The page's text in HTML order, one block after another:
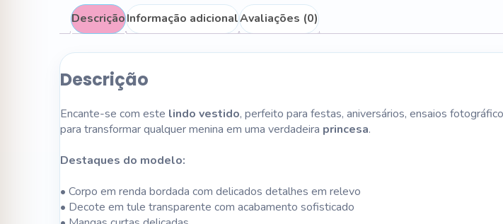
DescriçãoInformação adicionalAvaliações (0)
Descrição
Encante-se com este lindo vestido, perfeito para festas, aniversários, ensaios
para transformar qualquer menina em uma verdadeira princesa.
Destaques do modelo:
• Corpo em renda bordada com delicados detalhes em relevo
• Decote em tule transparente com acabamento sofisticado